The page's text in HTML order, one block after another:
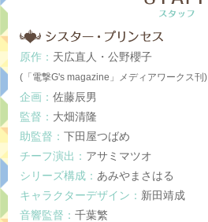
原作： 天広直人・公野櫻子
(「電撃G's magazine」メディアワークス刊)
企画： 佐藤辰男
監督： 大畑清隆
助監督： 下田屋つばめ
チーフ演出： アサミマツオ
シリーズ構成： あみやまさはる
キャラクターデザイン： 新田靖成
音響監督： 千葉繁